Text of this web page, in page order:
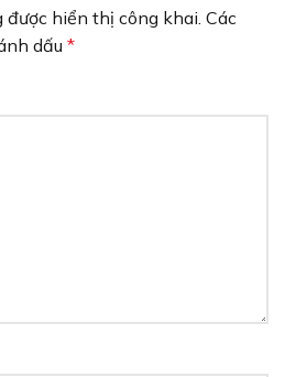
hiển thị công khai. Các
dấu *